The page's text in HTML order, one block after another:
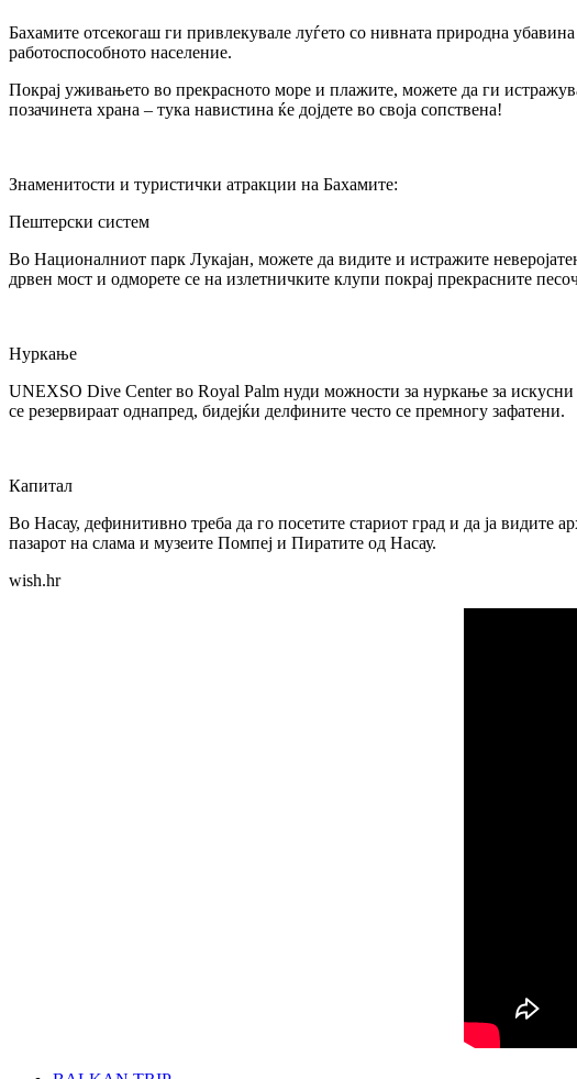
Бахамите отсекогаш ги привлекувале луѓето со нивната природна
работоспособното население.
Покрај уживањето во прекрасното море и плажите, можете да ги
позачинета храна – тука навистина ќе дојдете во своја сопствена!
Знаменитости и туристички атракции на Бахамите:
Пештерски систем
Во Националниот парк Лукајан, можете да видите и истражите
дрвен мост и одморете се на излетничките клупи покрај прекрасните
Нуркање
UNEXSO Dive Center во Royal Palm нуди можности за нуркање за
се резервираат однапред, бидејќи делфините често се премногу зафатени.
Капитал
Во Насау, дефинитивно треба да го посетите стариот град и да ја видите
пазарот на слама и музеите Помпеј и Пиратите од Насау.
wish.hr